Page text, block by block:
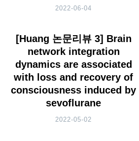
2022-06-04
[Huang 논문리뷰 3] Brain
network integration
dynamics are associated
with loss and recovery of
consciousness induced by
sevoflurane
2022-05-02